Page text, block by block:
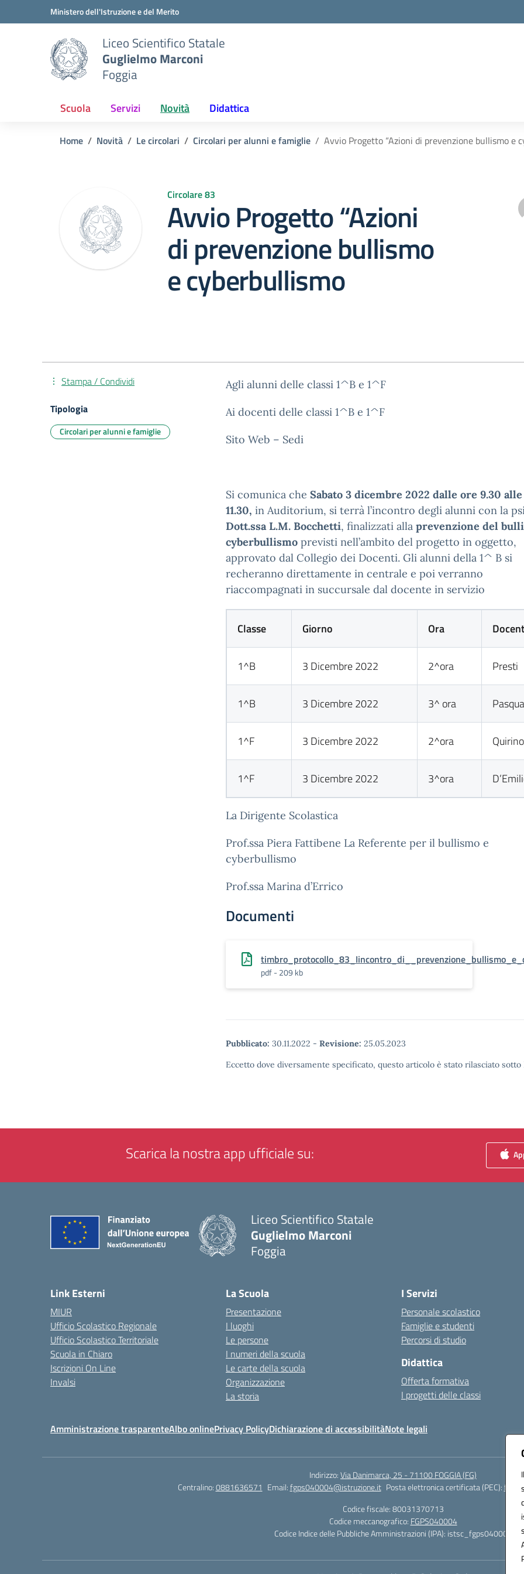
Vai ai contenuti
Vai al menu di navigazioneMinistero dell'Istruzione e del Merito
Liceo Scientifico Statale
Guglielmo Marconi
Foggia
Scuola Servizi Novità Didattica
Home Novità Le circolari Circolari per alunni e famiglie Avvio Progetto “Azioni di prevenzione bullismo e
Circolare 83
Avvio Progetto “Azioni
di prevenzione bullismo
e cyberbullismo
Agli alunni delle classi 1^B e 1^F
Ai docenti delle classi 1^B e 1^F
Sito Web – Sedi
Si comunica che Sabato 3 dicembre 2022 dalle ore 9.30
11.30, in Auditorium, si terrà l’incontro degli alunni con la
Dott.ssa L.M. Bocchetti, finalizzati alla prevenzione del
cyberbullismo previsti nell’ambito del progetto in oggetto,
approvato dal Collegio dei Docenti. Gli alunni della 1^ B si
recheranno direttamente in centrale e poi verranno
riaccompagnati in succursale dal docente in servizio
Classe Giorno Ora
1^B 3 Dicembre 2022 2^ora Presti
1^B 3 Dicembre 2022 3^ ora Pasqua
1^F 3 Dicembre 2022 2^ora Quirino
1^F 3 Dicembre 2022 3^ora
La Dirigente Scolastica
Prof.ssa Piera Fattibene La Referente per il bullismo e
cyberbullismo
Prof.ssa Marina d’Errico
Documenti
pdf - 209 kb
Pubblicato: 30.11.2022 - Revisione: 25.05.2023
Eccetto dove diversamente specificato, questo articolo è stato rilasciato
Stampa / Condividi
Tipologia
Circolari per alunni e famiglie
Scarica la nostra app ufficiale su:
Liceo Scientifico Statale
Guglielmo Marconi
Foggia
Link Esterni
MIUR
Ufficio Scolastico Regionale
Ufficio Scolastico Territoriale
Scuola in Chiaro
Iscrizioni On Line
Invalsi
La Scuola
Presentazione
I luoghi
Le persone
I numeri della scuola
Le carte della scuola
Organizzazione
La storia
I Servizi
Personale scolastico
Famiglie e studenti
Percorsi di studio
Didattica
Offerta formativa
I progetti delle classi
Amministrazione trasparenteAlbo onlinePrivacy PolicyDichiarazione di accessibilitàNote legali
Indirizzo:Via Danimarca, 25 - 71100 FOGGIA (FG)
Centralino:0881636571 Email:fgps040004@istruzione.it Posta elettronica certificata (PEC):
Codice fiscale: 80031370713
Codice meccanografico: FGPS040004
Codice Indice delle Pubbliche Amministrazioni (IPA): istsc_fgps040004